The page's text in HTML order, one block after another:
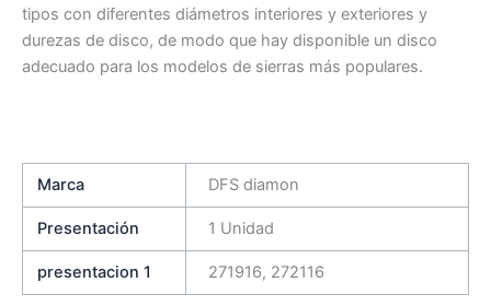
tipos con diferentes diámetros interiores y exteriores y
durezas de disco, de modo que hay disponible un disco
adecuado para los modelos de sierras más populares.
Marca DFS diamon
Presentación 1 Unidad
presentacion 1 271916, 272116